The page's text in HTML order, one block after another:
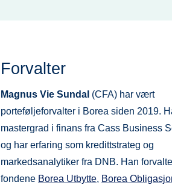
Forvalter
Magnus Vie Sundal (CFA) har vært
porteføljeforvalter i Borea siden 2019.
mastergrad i finans fra Cass Business
og har erfaring som kredittstrateg og
markedsanalytiker fra DNB. Han
fondene Borea Utbytte, Borea